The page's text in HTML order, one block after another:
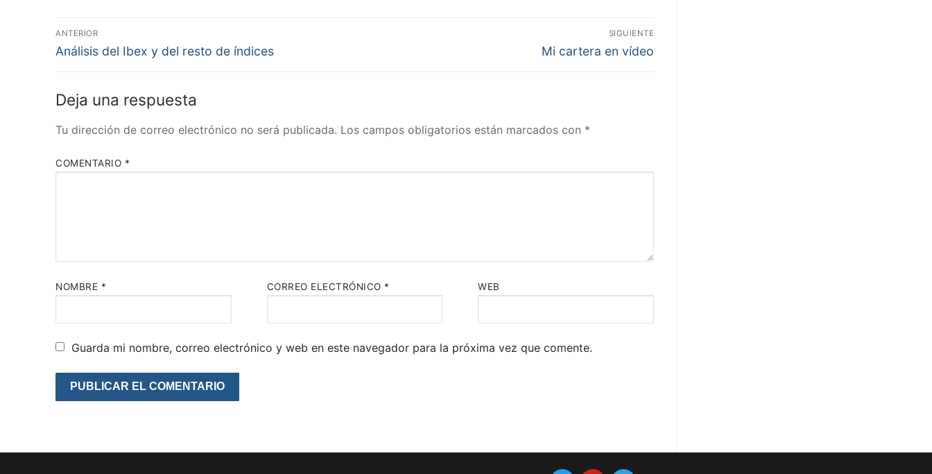
Navegación
de
ANTERIOR
Entrada
Análisis del Ibex y del resto de índices
SIGUIENTE
Entrada
Mi cartera en vídeo
Deja una respuesta
Tu dirección de correo electrónico no será publicada. Los campos obligatorios están marcados con *
COMENTARIO *
NOMBRE * CORREO ELECTRÓNICO * WEB
Guarda mi nombre, correo electrónico y web en este navegador para la próxima vez que comente.